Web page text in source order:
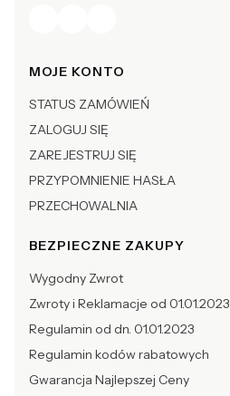
Linki w stopce
MOJE KONTO
STATUS ZAMÓWIEŃ
ZALOGUJ SIĘ
ZAREJESTRUJ SIĘ
PRZYPOMNIENIE HASŁA
PRZECHOWALNIA
BEZPIECZNE ZAKUPY
Wygodny Zwrot
Zwroty i Reklamacje od 01.01.2023
Regulamin od dn. 01.01.2023
Regulamin kodów rabatowych
Gwarancja Najlepszej Ceny